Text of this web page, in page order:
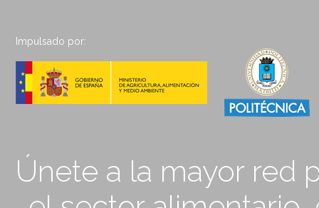
Impulsado por:
Únete a la mayor red